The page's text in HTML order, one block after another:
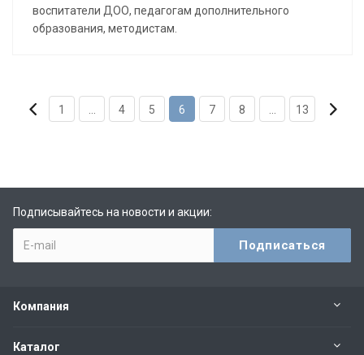
воспитатели ДОО, педагогам дополнительного
образования, методистам.
1 4 5 6 7 8 13
Подписывайтесь на новости и акции:
Компания
Каталог